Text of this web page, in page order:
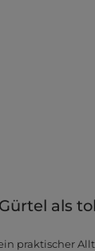
als
praktischer